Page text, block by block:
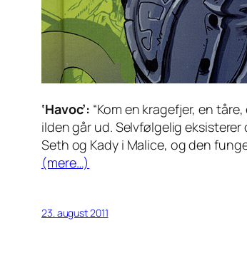
‘Havoc’: “Kom en kragefjer, en
ilden går ud. Selvfølgelig eksisterer
Seth og Kady i Malice, og den
(mere…)
23. august 2011